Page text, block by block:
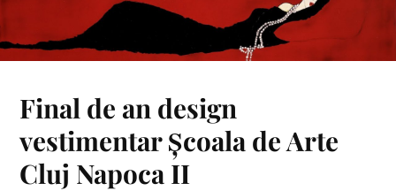
Final de an design
vestimentar Școala de Arte
Cluj Napoca II